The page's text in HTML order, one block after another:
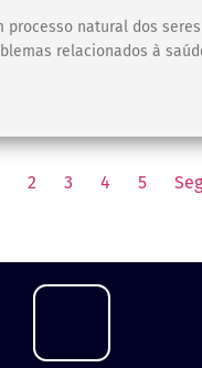
processo natural dos
relacionados à
2 3 4 5